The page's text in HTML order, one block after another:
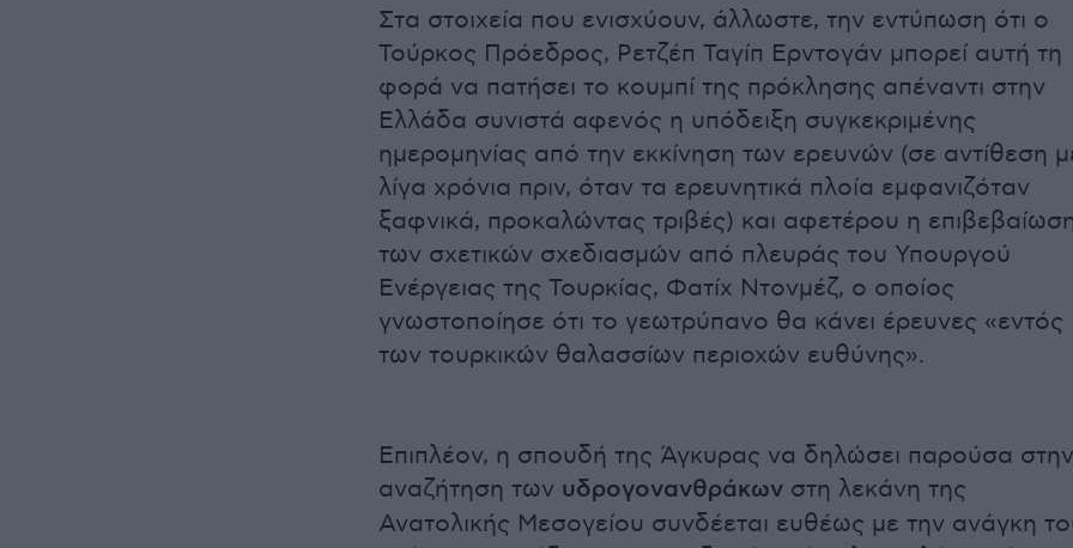
Στα στοιχεία που ενισχύουν, άλλωστε, την εντύπωση ότι ο
Τούρκος Πρόεδρος, Ρετζέπ Ταγίπ Ερντογάν μπορεί αυτή τη
φορά να πατήσει το κουμπί της πρόκλησης απέναντι στην
Ελλάδα συνιστά αφενός η υπόδειξη συγκεκριμένης
ημερομηνίας από την εκκίνηση των ερευνών (σε αντίθεση
λίγα χρόνια πριν, όταν τα ερευνητικά πλοία εμφανιζόταν
ξαφνικά, προκαλώντας τριβές) και αφετέρου η
των σχετικών σχεδιασμών από πλευράς του Υπουργού
Ενέργειας της Τουρκίας, Φατίχ Ντονμέζ, o οποίος
γνωστοποίησε ότι το γεωτρύπανο θα κάνει έρευνες «εντός
των τουρκικών θαλασσίων περιοχών ευθύνης».
Επιπλέον, η σπουδή της Άγκυρας να δηλώσει παρούσα στην
αναζήτηση των υδρογονανθράκων στη λεκάνη της
Ανατολικής Μεσογείου συνδέεται ευθέως με την ανάγκη